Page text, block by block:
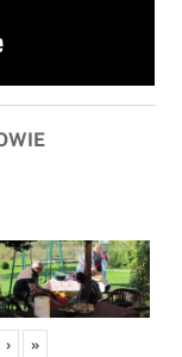
› »